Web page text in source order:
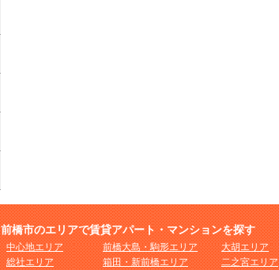
前橋市のエリアで賃貸アパート・マンションを探す
中心地エリア
総社エリア
前橋大島・駒形エリア
箱田・新前橋エリア
大胡エリア
二之宮エリア